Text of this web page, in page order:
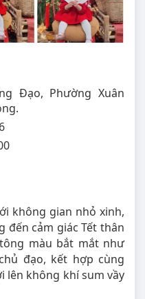
Đạo, Phường Xuân
không gian nhỏ xinh,
đến cảm giác Tết thân
màu bắt mắt như
đạo, kết hợp cùng
lên không khí sum vầy